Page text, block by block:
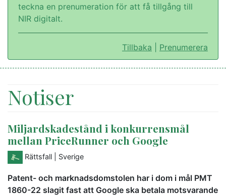
teckna en prenumeration för att få tillgång till
NIR digitalt.
Tillbaka Prenumerera
Notiser
Miljardskadestånd i konkurrensmål
mellan PriceRunner och Google
Rättsfall | Sverige
Patent- och marknadsdomstolen har i dom i mål PMT
1860-22 slagit fast att Google ska betala motsvarande